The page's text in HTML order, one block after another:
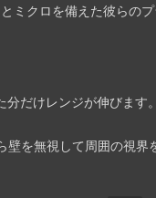
ミクロを備えた彼ら
だけレンジが伸びます。
壁を無視して周囲の視界